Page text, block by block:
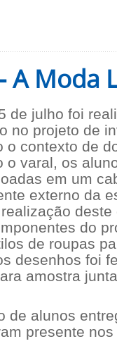
A Moda
de julho foi
no projeto de
o contexto de
o varal, os
em um
externo da
do
de roupas
desenhos foi
amostra
de alunos
presente